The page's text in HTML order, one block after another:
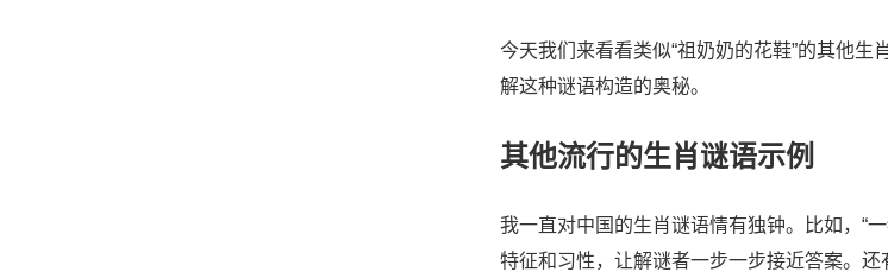
今天我们来看看类似“祖奶奶的花鞋”的其他
解这种谜语构造的奥秘。
其他流行的生肖谜语示例
我一直对中国的生肖谜语情有独钟。比如，“
特征和习性，让解谜者一步一步接近答案。